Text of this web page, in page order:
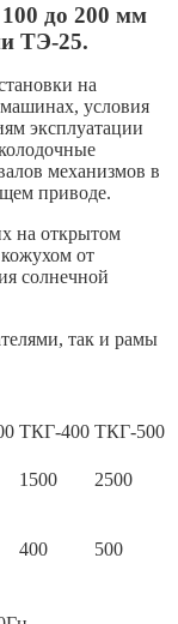
до 200 мм
ТЭ-25.
на
условия
эксплуатации
механизмов в
приводе.
на открытом
от
солнечной
так и рамы
ТКГ-400 ТКГ-500
1500 2500
400 500